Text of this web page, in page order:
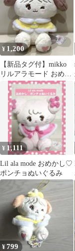
¥ 1,200
【新品タグ付】mikko
リルアラモード おめか
し ポンチョ ぬいぐるみ
スフレ
¥ 1,111
Lil ala mode おめかし♡
ポンチョぬいぐるみ
¥799